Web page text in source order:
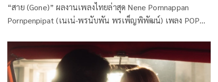
“สาย (Gone)” ผลงานเพลงไทยล่าสุด Nene Pornnappan
Pornpenpipat (เนเน่-พรนับพัน พรเพ็ญพิพัฒน์) เพลง POP
เสนอศักยภาพทางการร้องและการแสดงออกทางอารมณ์ได้อย่าง
ชัดเจน